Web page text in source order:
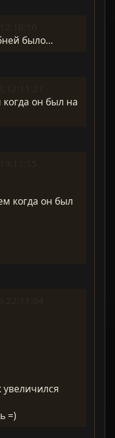
было...
он был на
когда он был
увеличился
=)